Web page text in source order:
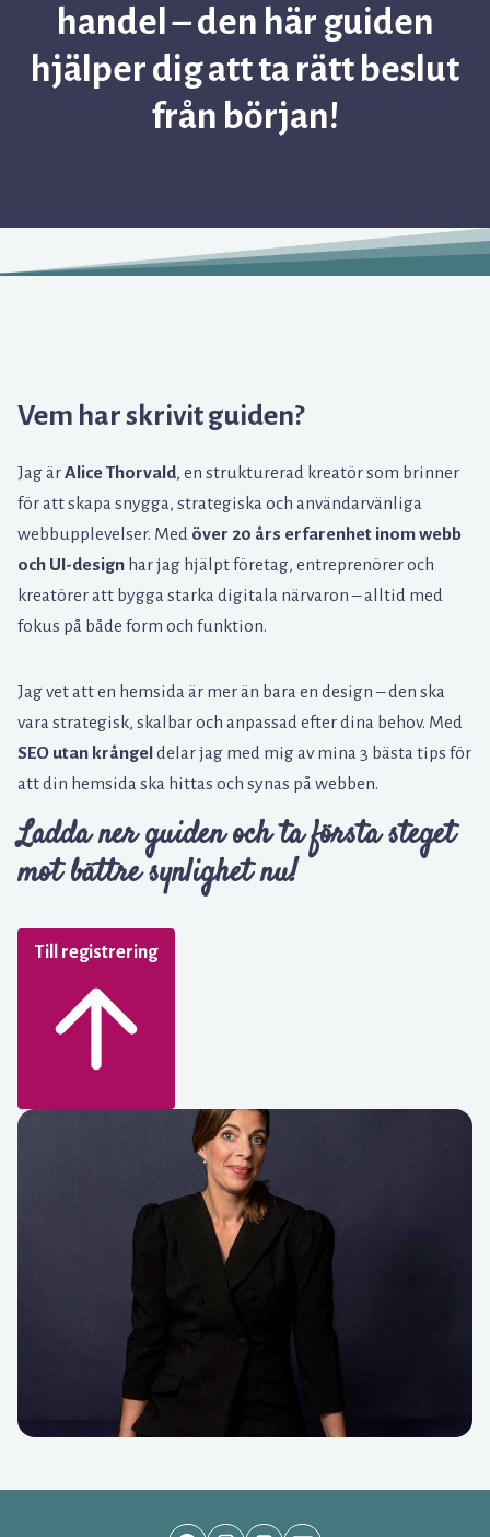
handel – den här guiden
hjälper dig att ta rätt beslut
från början!
Vem har skrivit guiden?
Jag ärAlice Thorvald, en strukturerad kreatör som brinner
för att skapa snygga, strategiska och användarvänliga
webbupplevelser. Med över 20 års erfarenhet inom webb
och UI-design har jag hjälpt företag, entreprenörer och
kreatörer att bygga starka digitala närvaron – alltid med
fokus på både form och funktion.
Jag vet att en hemsida är mer än bara en design – den ska
vara strategisk, skalbar och anpassad efter dina behov. Med
SEO utan krångel delar jag med mig av mina 3 bästa tips för
att din hemsida ska hittas och synas på webben.
Ladda ner guiden och ta första steget
mot bättre synlighet nu!
Till registrering